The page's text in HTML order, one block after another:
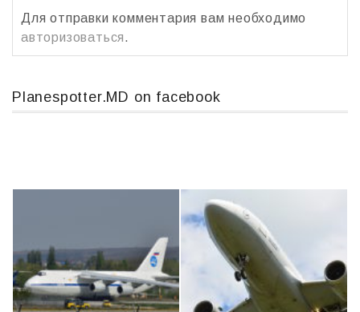
Для отправки комментария вам необходимо
авторизоваться.
Planespotter.MD on facebook